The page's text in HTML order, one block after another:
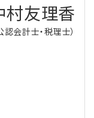
略
指摘事項
村友理香
会計士・税理士）